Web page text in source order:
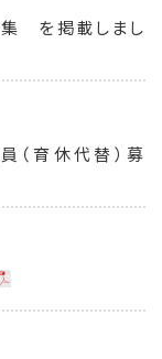
集 を掲載しまし
育休代替）募